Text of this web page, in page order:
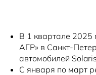
В 1 квартале 2025
АГР» в Санкт-
автомобилей
С января по март